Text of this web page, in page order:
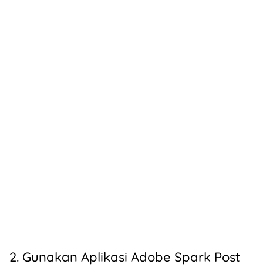
2. Gunakan Aplikasi Adobe Spark Post